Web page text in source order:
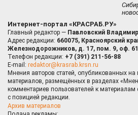
Интернет-портал «КРАСРАБ.РУ»
Главный редактор — Павловский Владимир
Адрес редакции: 660075, Красноярский
Железнодорожников, д. 17, пом. 9, оф.
Телефон редакции: +7 (391) 211-56-88
E-mail: redaktor@krasrab.krsn.ru
Мнения авторов статей, опубликованных на
материалов, размещённых в разделах
комментариев пользователей к материалам
с позицией редакции.
Архив материалов